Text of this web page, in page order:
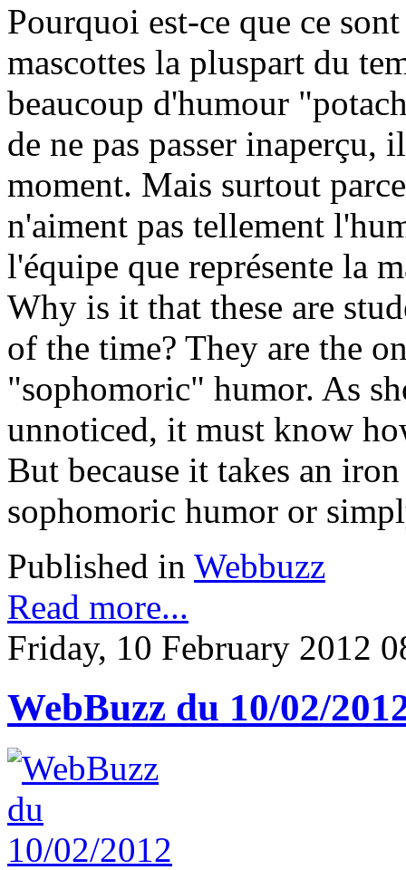
Pourquoi est-ce que ce
mascottes la pluspart du
beaucoup d'humour
de ne pas passer
moment. Mais surtout
n'aiment pas tellement
l'équipe que représente la
Why is it that these are
of the time? They are the
"sophomoric" humor. As
unnoticed, it must know
But because it takes an
sophomoric humor or
Published in Webbuzz
Read more...
Friday, 10 February 2012
WebBuzz du 10/02/